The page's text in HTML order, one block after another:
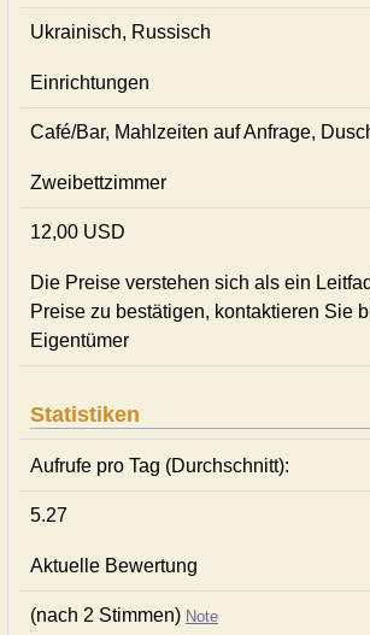
Ukrainisch, Russisch
Einrichtungen
Café/Bar, Mahlzeiten auf Anfrage,
Zweibettzimmer
12,00 USD
Die Preise verstehen sich als ein
Preise zu bestätigen, kontaktieren Sie
Eigentümer
Statistiken
Aufrufe pro Tag (Durchschnitt):
5.27
Aktuelle Bewertung
(nach 2 Stimmen) Note